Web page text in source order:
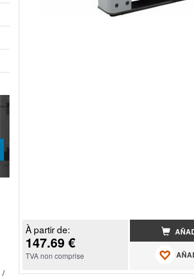
À partir de:
147.69 €
TVA non comprise